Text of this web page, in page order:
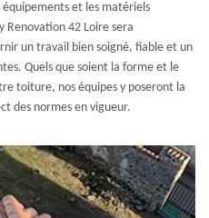
et les matériels
Renovation 42 Loire sera
un travail bien soigné, fiable et un
Quels que soient la forme et le
toiture, nos équipes y poseront la
des normes en vigueur.